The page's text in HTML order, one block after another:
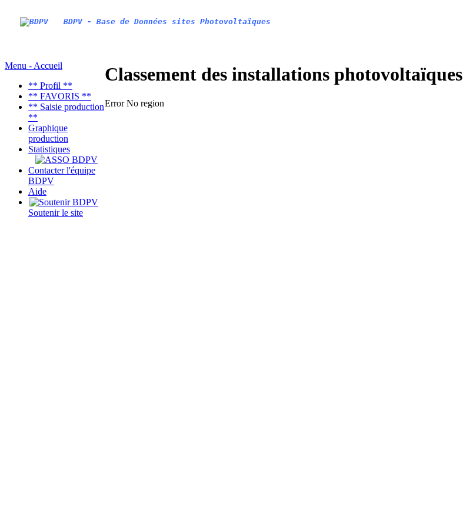
BDPV - Base de Données sites Photovoltaïques
Menu - Accueil
** Profil **
** FAVORIS **
** Saisie production
**
Graphique
production
Statistiques
Contacter l'équipe
BDPV
Aide
Soutenir le site
Classement des installations photovoltaïques
Error No region